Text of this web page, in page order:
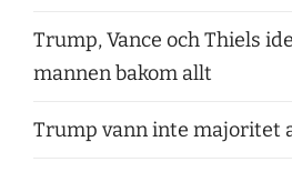
Trump, Vance och Thiels
mannen bakom allt
Trump vann inte majoritet